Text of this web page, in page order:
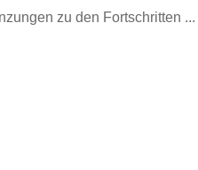
zu den Fortschritten